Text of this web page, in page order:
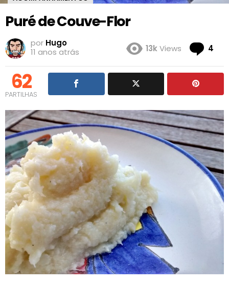
Puré de Couve-Flor
por Hugo
11 anos atrás
13kViews 4
62
PARTILHAS